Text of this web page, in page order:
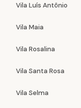
Vila Luís Antônio
Vila Maia
Vila Rosalina
Vila Santa Rosa
Vila Selma